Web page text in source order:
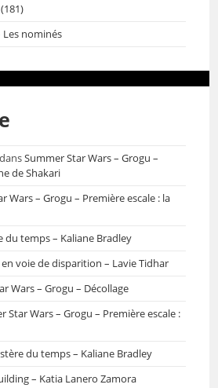
Les nominés
dansSummer Star Wars – Grogu –
de Shakari
Wars – Grogu – Première escale : la
du temps – Kaliane Bradley
en voie de disparition – Lavie Tidhar
Wars – Grogu – Décollage
Star Wars – Grogu – Première escale :
du temps – Kaliane Bradley
– Katia Lanero Zamora